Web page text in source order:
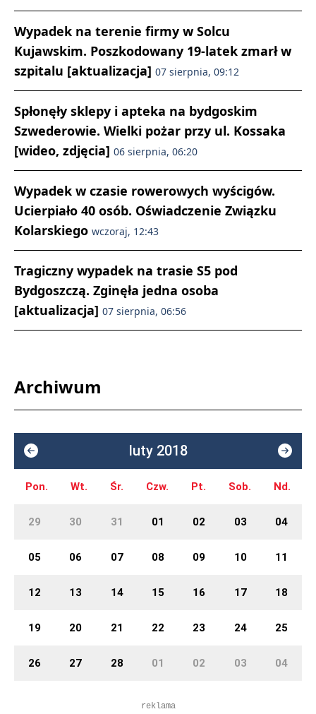
Wypadek na terenie firmy w Solcu
Kujawskim. Poszkodowany 19-latek zmarł w
szpitalu [aktualizacja] 07 sierpnia, 09:12
Spłonęły sklepy i apteka na bydgoskim
Szwederowie. Wielki pożar przy ul. Kossaka
[wideo, zdjęcia] 06 sierpnia, 06:20
Wypadek w czasie rowerowych wyścigów.
Ucierpiało 40 osób. Oświadczenie Związku
Kolarskiego wczoraj, 12:43
Tragiczny wypadek na trasie S5 pod
Bydgoszczą. Zginęła jedna osoba
[aktualizacja] 07 sierpnia, 06:56
Archiwum
luty 2018
Pon. Wt. Śr. Czw. Pt. Sob. Nd.
29 30 31 01 02 03 04
05 06 07 08 09 10 11
12 13 14 15 16 17 18
19 20 21 22 23 24 25
26 27 28 01 02 03 04
reklama